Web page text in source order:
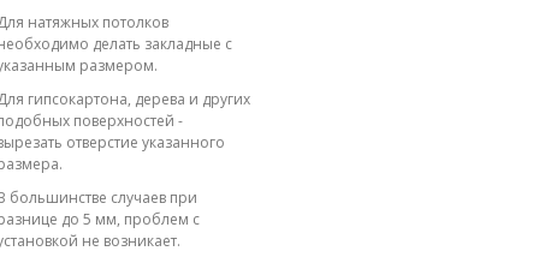
натяжных потолков
делать закладные с
размером.
гипсокартона, дерева и других
поверхностей -
отверстие указанного
большинстве случаев при
до 5 мм, проблем с
не возникает.